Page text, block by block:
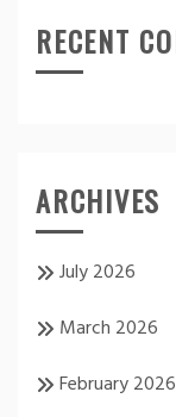
RECENT
ARCHIVES
July 2026
March 2026
February 2026